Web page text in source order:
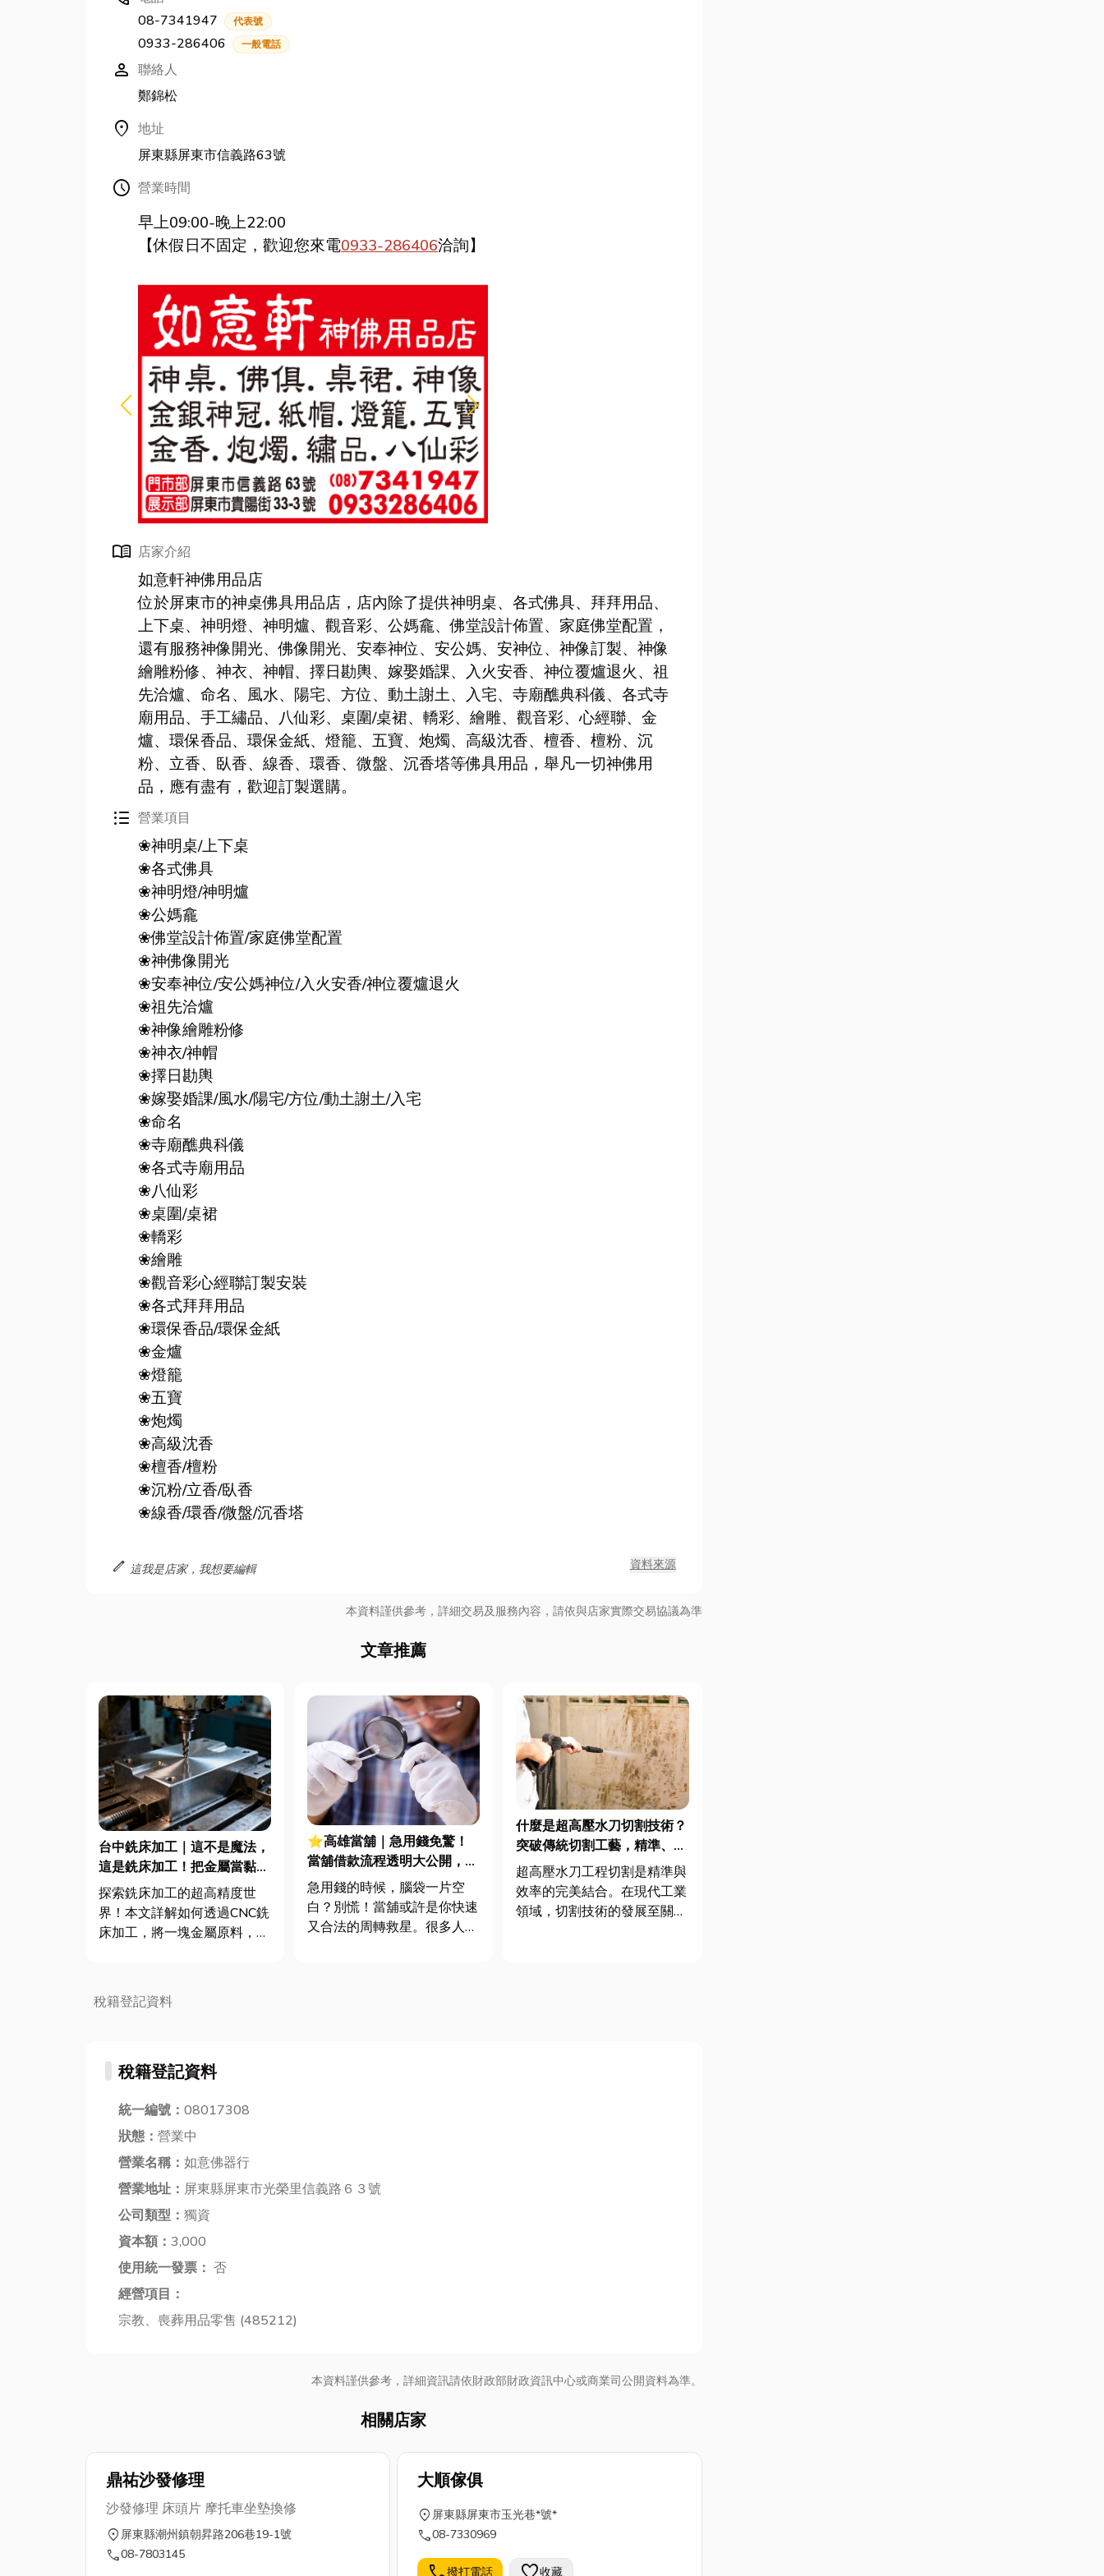
08-7341947
代表號
0933-286406 一般電話
person 聯絡人
鄭錦松
location_on 地址
屏東縣屏東市信義路63號
Schedule 營業時間
早上09:00-晚上22:00
【休假日不固定，歡迎您來電0933-286406洽詢】
menu_book 店家介紹
如意軒神佛用品店
位於屏東市的神桌佛具用品店，店內除了提供神明桌、各式佛具、拜拜用品、
上下桌、神明燈、神明爐、觀音彩、公媽龕、佛堂設計佈置、家庭佛堂配置，
還有服務神像開光、佛像開光、安奉神位、安公媽、安神位、神像訂製、神像
繪雕粉修、神衣、神帽、擇日勘輿、嫁娶婚課、入火安香、神位覆爐退火、祖
先洽爐、命名、風水、陽宅、方位、動土謝土、入宅、寺廟醮典科儀、各式寺
廟用品、手工繡品、八仙彩、桌圍/桌裙、轎彩、繪雕、觀音彩、心經聯、金
爐、環保香品、環保金紙、燈籠、五寶、炮燭、高級沈香、檀香、檀粉、沉
粉、立香、臥香、線香、環香、微盤、沉香塔等佛具用品，舉凡一切神佛用
品，應有盡有，歡迎訂製選購。
format_list_bulleted 營業項目
❀神明桌/上下桌
❀各式佛具
❀神明燈/神明爐
❀公媽龕
❀佛堂設計佈置/家庭佛堂配置
❀神佛像開光
❀安奉神位/安公媽神位/入火安香/神位覆爐退火
❀祖先洽爐
❀神像繪雕粉修
❀神衣/神帽
❀擇日勘輿
❀嫁娶婚課/風水/陽宅/方位/動土謝土/入宅
❀命名
❀寺廟醮典科儀
❀各式寺廟用品
❀八仙彩
❀桌圍/桌裙
❀轎彩
❀繪雕
❀觀音彩心經聯訂製安裝
❀各式拜拜用品
❀環保香品/環保金紙
❀金爐
❀燈籠
❀五寶
❀炮燭
❀高級沈香
❀檀香/檀粉
❀沉粉/立香/臥香
❀線香/環香/微盤/沉香塔
edit 這我是店家，我想要編輯 資料來源
本資料謹供參考，詳細交易及服務內容，請依與店家實際交易協議為準
文章推薦
台中銑床加工｜這不是魔法，
這是銑床加工！把金屬當黏土
捏的黑科技
探索銑床加工的超高精度世
界！本文詳解如何透過CNC銑
床加工，將一塊金屬原料，經
是您尋求加工方案的最佳指
南。文末小編也會推薦優質的
更...
⭐高雄當舖｜急用錢免驚！
當舖借款流程透明大公開，秒
懂流程讓你安心借！
急用錢的時候，腦袋一片空
白？別慌！當舖或許是你快速
又合法的周轉救星。很多人可
什麼是超高壓水刀切割技術？
突破傳統切割工藝，精準、安
全、高效的工業革命
超高壓水刀工程切割是精準與
效率的完美結合。在現代工業
領域，切割技術的發展至關重
稅籍登記資料
稅籍登記資料
統一編號： 08017308
狀態： 營業中
營業名稱： 如意佛器行
營業地址： 屏東縣屏東市光榮里信義路６３號
公司類型： 獨資
資本額： 3,000
使用統一發票： 否
經營項目：
宗教、喪葬用品零售 (485212)
本資料謹供參考，詳細資訊請依財政部財政資訊中心或商業司公開資料為準。
相關店家
鼎祐沙發修理
沙發修理 床頭片 摩托車坐墊換修
location_on 屏東縣潮州鎮朝昇路206巷19-1號
call08-7803145
大順傢俱
location_on屏東縣屏東市玉光巷*號*
call08-7330969
撥打電話 收藏